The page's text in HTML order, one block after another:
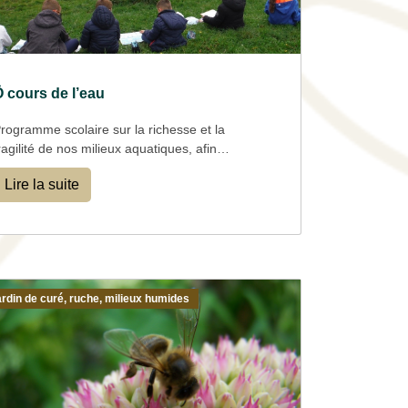
cours de l’eau
scolaire sur la richesse et la
de nos milieux aquatiques, afin
pour leur préservation sur le territoire
du contrat Haut-Doubs Loue
Lire la suite
de curé, ruche, milieux humides